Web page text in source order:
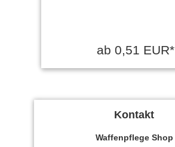
ab 0,51 EUR*
Kontakt
Waffenpflege Shop